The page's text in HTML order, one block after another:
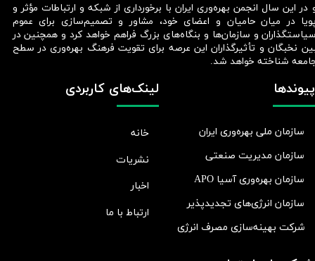
لینک‌های کاربردی
خانه
نشریات
اخبار
ارتباط با ما
پیوندها
سازمان ملی بهره‌وری ایران
سازمان مدیریت صنعتی
سازمان بهره‌وری آسیا APO
سازمان انرژی‌های تجدیدپذیر
شرکت بهينه‌سازی مصرف انرژی
در این سال انجمن بهره‌وری ایران با برخورداری از شبکه و ارتباطات مؤثر و
در میان حامیان و اعضای خود، مشاور و تصمیم‌سازی برای عموم
و سازمان‌ها و بنگاه‌های بزرگ فراهم خواهد کرد و همچنین در
نخبگان و تأثیرگذاران این عرصه برای تقویت فرهنگ بهره‌وری در سطح
شناخته خواهد شد.​​​​​​​